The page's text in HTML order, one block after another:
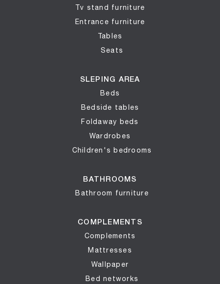
Tv stand furniture
Entrance furniture
Tables
Seats
SLEPING AREA
Beds
Bedside tables
Foldaway beds
Wardrobes
Children's bedrooms
BATHROOMS
Bathroom furniture
COMPLEMENTS
Complements
Mattresses
Wallpaper
Bed networks